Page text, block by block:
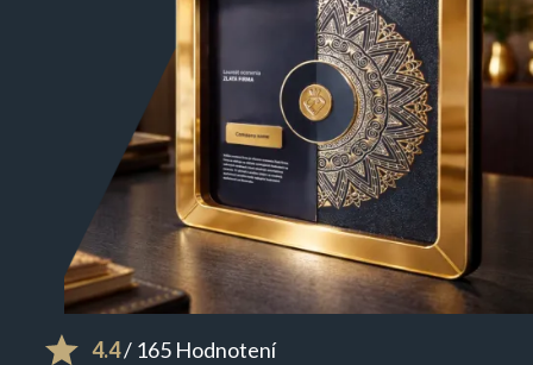
4.4/ 165 Hodnotení